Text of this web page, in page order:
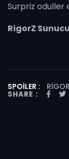
Surpriz oduller
RigorZ
SPOILER :
SHARE :